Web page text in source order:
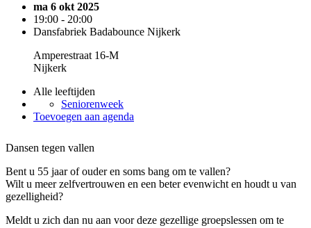
ma 6 okt 2025
19:00 - 20:00
Dansfabriek Badabounce Nijkerk
Amperestraat 16-M
Nijkerk
Alle leeftijden
Seniorenweek
Toevoegen aan agenda
Dansen tegen vallen
Bent u 55 jaar of ouder en soms bang om te vallen?
Wilt u meer zelfvertrouwen en een beter evenwicht en houdt u van
gezelligheid?
Meldt u zich dan nu aan voor deze gezellige groepslessen om te